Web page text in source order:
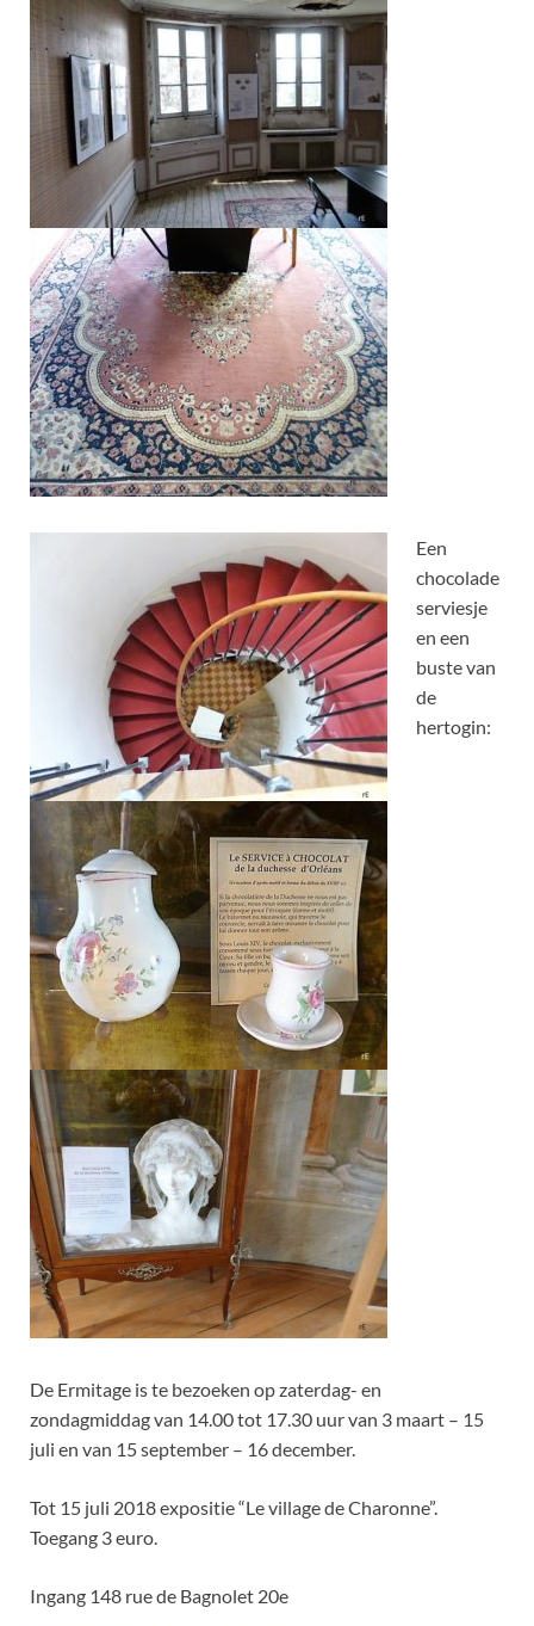
Een
chocolade
serviesje
en een
buste van
de
hertogin:
De Ermitage is te bezoeken op zaterdag- en
zondagmiddag van 14.00 tot 17.30 uur van 3 maart – 15
juli en van 15 september – 16 december.
Tot 15 juli 2018 expositie “Le village de Charonne”.
Toegang 3 euro.
Ingang 148 rue de Bagnolet 20e